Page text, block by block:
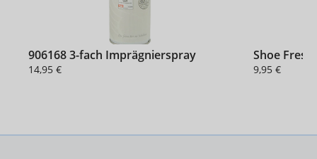
906168 3-fach Imprägnierspray
14,95 €
Shoe Fresh
9,95 €